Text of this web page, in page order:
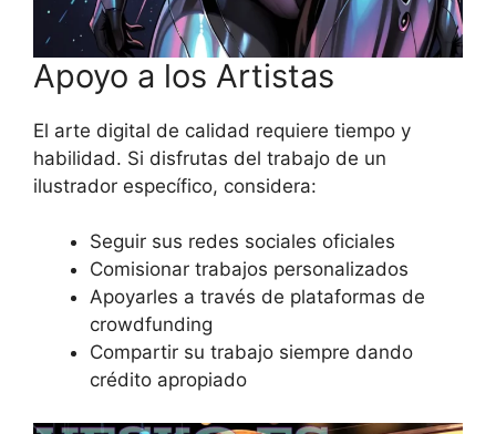
Apoyo a los Artistas
El arte digital de calidad requiere tiempo y
habilidad. Si disfrutas del trabajo de un
ilustrador específico, considera:
Seguir sus redes sociales oficiales
Comisionar trabajos personalizados
Apoyarles a través de plataformas de
crowdfunding
Compartir su trabajo siempre dando
crédito apropiado